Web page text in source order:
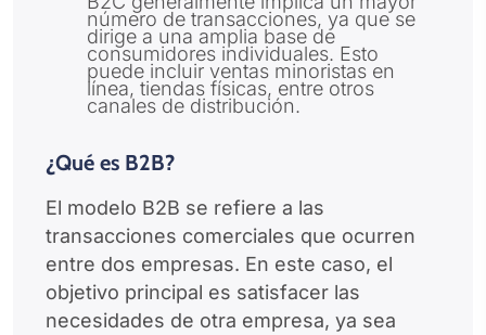
número de transacciones, ya que se
dirige a una amplia base de
consumidores individuales. Esto
puede incluir ventas minoristas en
línea, tiendas físicas, entre otros
canales de distribución.
¿Qué es B2B?
El modelo B2B se refiere a las
transacciones comerciales que ocurren
entre dos empresas. En este caso, el
objetivo principal es satisfacer las
necesidades de otra empresa, ya sea